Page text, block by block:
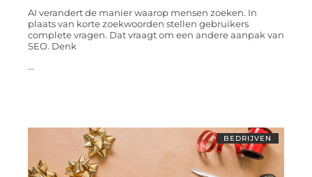
AI verandert de manier waarop mensen zoeken. In
plaats van korte zoekwoorden stellen gebruikers
complete vragen. Dat vraagt om een andere aanpak van
SEO. Denk
...
BEDRIJVEN